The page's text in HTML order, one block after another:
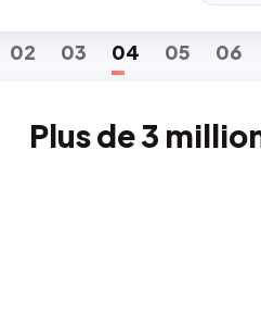
02 03 04 05 06
Plus de 3